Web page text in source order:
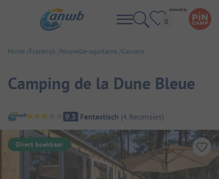
Home Frankrijk Nouvelle-aquitaine Carcans
Camping de la Dune Bleue
Camping overzicht
9.3 Fantastisch (4 Recensies)
Direct boekbaar